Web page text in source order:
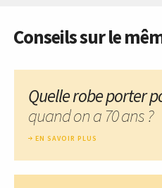
Conseils sur le
Quelle robe porter
quand on a 70 ans ?
EN SAVOIR PLUS